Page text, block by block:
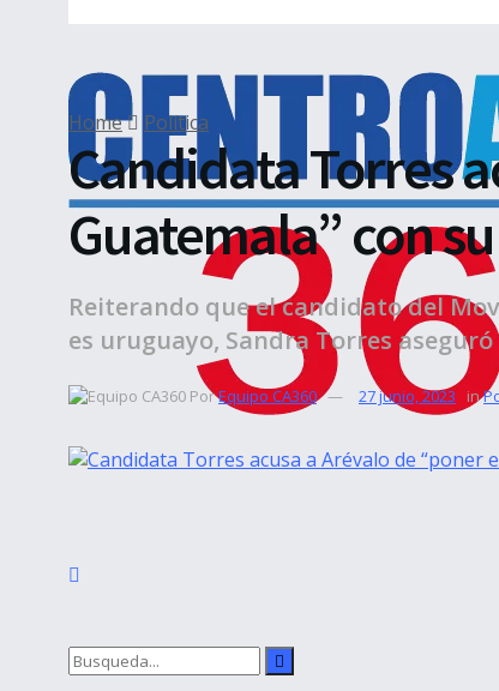
Home Política
Candidata Torres
Guatemala” con
Reiterando que el candidato del
es uruguayo, Sandra Torres
PorEquipo CA360 27 junio, 2023 in